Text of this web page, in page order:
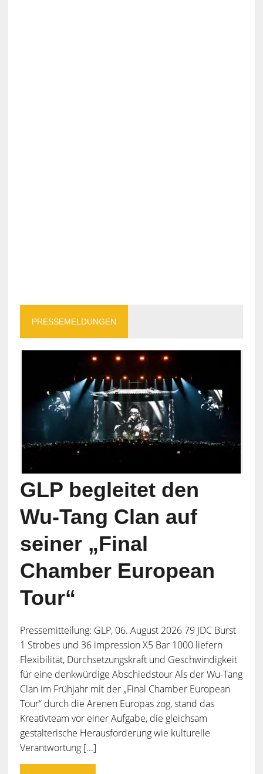
PRESSEMELDUNGEN
GLP begleitet den
Wu-Tang Clan auf
seiner „Final
Chamber European
Tour“
Pressemitteilung: GLP, 06. August 2026 79 JDC Burst
1 Strobes und 36 impression X5 Bar 1000 liefern
Flexibilität, Durchsetzungskraft und Geschwindigkeit
für eine denkwürdige Abschiedstour Als der Wu-Tang
Clan im Frühjahr mit der „Final Chamber European
Tour“ durch die Arenen Europas zog, stand das
Kreativteam vor einer Aufgabe, die gleichsam
gestalterische Herausforderung wie kulturelle
Verantwortung [...]